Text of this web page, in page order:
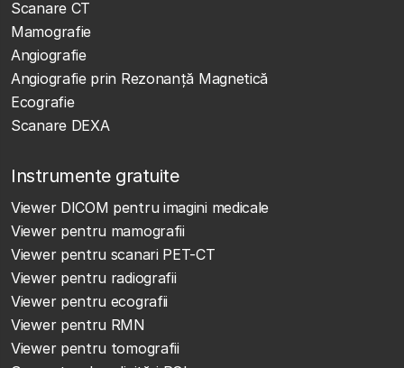
Scanare CT
Mamografie
Angiografie
Angiografie prin Rezonanță Magnetică
Ecografie
Scanare DEXA
Instrumente gratuite
Viewer DICOM pentru imagini medicale
Viewer pentru mamografii
Viewer pentru scanari PET-CT
Viewer pentru radiografii
Viewer pentru ecografii
Viewer pentru RMN
Viewer pentru tomografii